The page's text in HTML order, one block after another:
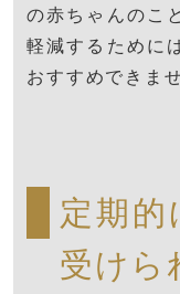
の赤ちゃんのこ
軽減するために
おすすめできま
定期的
受けら